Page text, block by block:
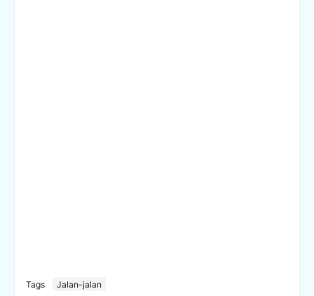
Tags Jalan-jalan